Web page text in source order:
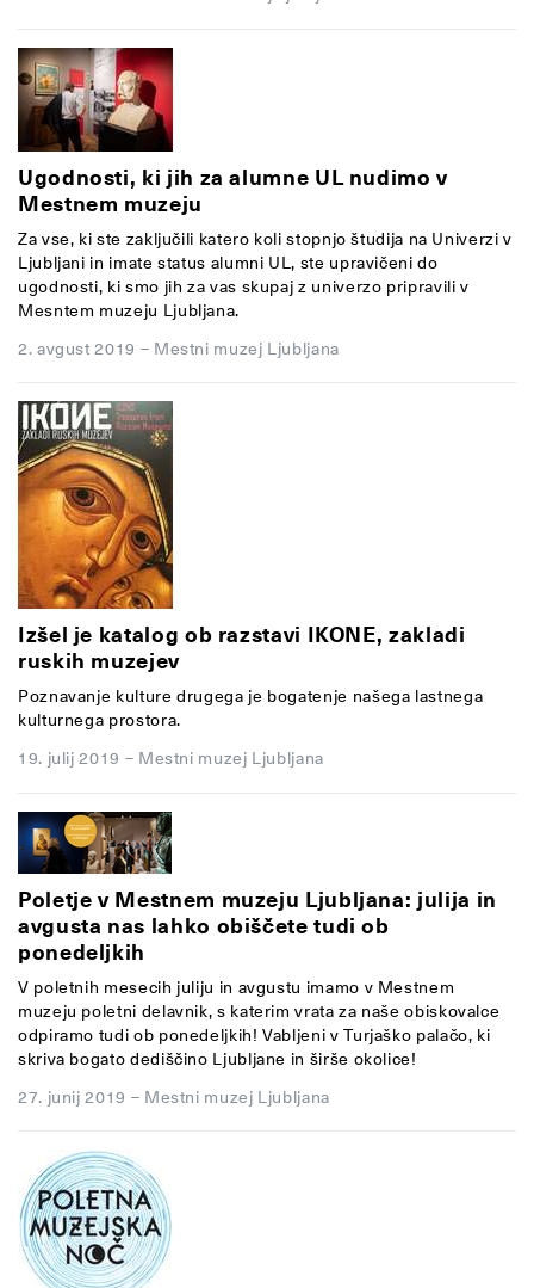
Ugodnosti, ki jih za alumne UL nudimo v
Mestnem muzeju
Za vse, ki ste zaključili katero koli stopnjo študija na Univerzi v
Ljubljani in imate status alumni UL, ste upravičeni do
ugodnosti, ki smo jih za vas skupaj z univerzo pripravili v
Mesntem muzeju Ljubljana.
2. avgust 2019 – Mestni muzej Ljubljana
Izšel je katalog ob razstavi IKONE, zakladi
ruskih muzejev
Poznavanje kulture drugega je bogatenje našega lastnega
kulturnega prostora.
19. julij 2019 – Mestni muzej Ljubljana
Poletje v Mestnem muzeju Ljubljana: julija in
avgusta nas lahko obiščete tudi ob
ponedeljkih
V poletnih mesecih juliju in avgustu imamo v Mestnem
muzeju poletni delavnik, s katerim vrata za naše obiskovalce
odpiramo tudi ob ponedeljkih! Vabljeni v Turjaško palačo, ki
skriva bogato dediščino Ljubljane in širše okolice!
27. junij 2019 – Mestni muzej Ljubljana